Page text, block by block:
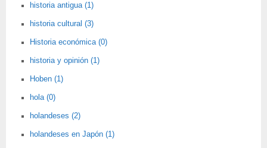
historia antigua (1)
historia cultural (3)
Historia económica (0)
historia y opinión (1)
Hoben (1)
hola (0)
holandeses (2)
holandeses en Japón (1)